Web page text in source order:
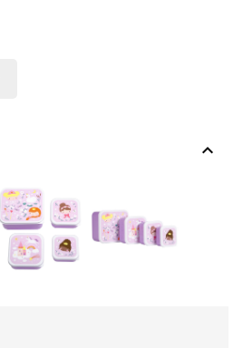
keyboard_arrow_up